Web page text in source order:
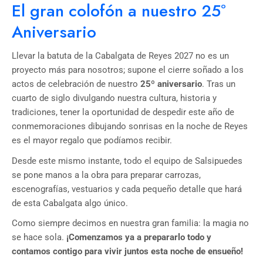
El gran colofón a nuestro 25º
Aniversario
Llevar la batuta de la Cabalgata de Reyes 2027 no es un
proyecto más para nosotros; supone el cierre soñado a los
actos de celebración de nuestro 25º aniversario. Tras un
cuarto de siglo divulgando nuestra cultura, historia y
tradiciones, tener la oportunidad de despedir este año de
conmemoraciones dibujando sonrisas en la noche de Reyes
es el mayor regalo que podíamos recibir.
Desde este mismo instante, todo el equipo de Salsipuedes
se pone manos a la obra para preparar carrozas,
escenografías, vestuarios y cada pequeño detalle que hará
de esta Cabalgata algo único.
Como siempre decimos en nuestra gran familia: la magia no
se hace sola. ¡Comenzamos ya a prepararlo todo y
contamos contigo para vivir juntos esta noche de ensueño!